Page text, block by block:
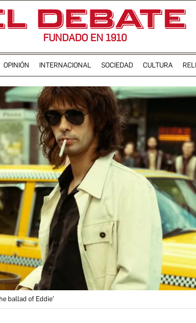
FUNDADO EN 1910
OPINIÓN INTERNACIONAL SOCIEDAD CULTURA
ballad of Eddie'